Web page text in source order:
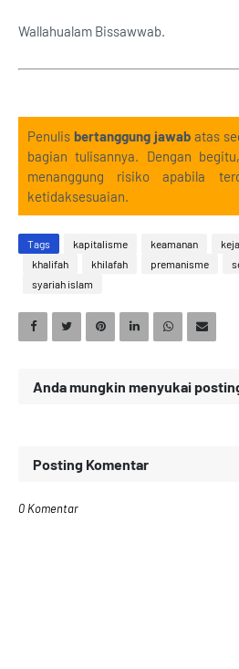
Wallahualam Bissawwab.
Penulis bertanggung jawab atas
bagian tulisannya. Dengan
menanggung risiko apabila
ketidaksesuaian.
Tags kapitalisme keamanan
khalifah
khilafah premanisme
syariah islam
Anda mungkin menyukai
Posting Komentar
0 Komentar